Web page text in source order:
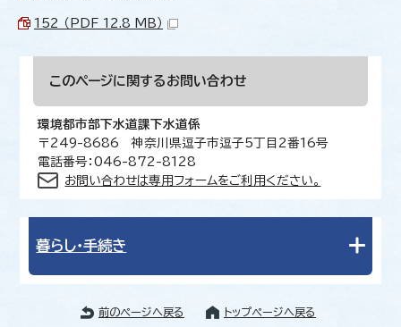
152 （PDF 12.8 MB）
このページに関する お問い合わせ
環境都市部下水道課下水道係
〒249-8686 神奈川県逗子市逗子5丁目2番16号
電話番号：046-872-8128
お問い合わせは専用フォームをご利用ください。
暮らし・手続き
前のページへ戻る トップページへ戻る